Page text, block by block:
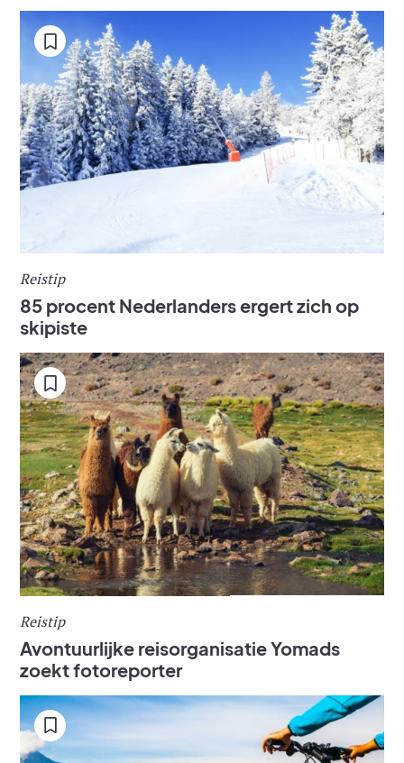
Reistip
85 procent Nederlanders ergert zich op
skipiste
Reistip
Avontuurlijke reisorganisatie Yomads
zoekt fotoreporter